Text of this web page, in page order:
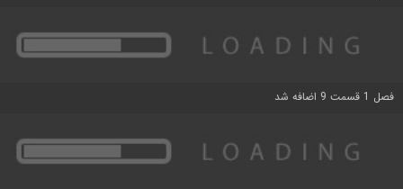
فصل 1 قسمت 9 اضافه شد